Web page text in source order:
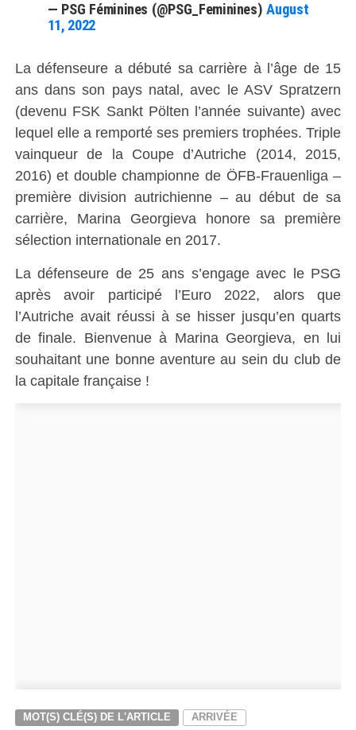
— PSG Féminines (@PSG_Feminines)August
11, 2022
La défenseure a débuté sa carrière à l’âge de 15
ans dans son pays natal, avec le ASV Spratzern
(devenu FSK Sankt Pölten l’année suivante) avec
lequel elle a remporté ses premiers trophées. Triple
vainqueur de la Coupe d’Autriche (2014, 2015,
2016) et double championne de ÖFB-Frauenliga –
première division autrichienne – au début de sa
carrière, Marina Georgieva honore sa première
sélection internationale en 2017.
La défenseure de 25 ans s’engage avec le PSG
après avoir participé l’Euro 2022, alors que
l’Autriche avait réussi à se hisser jusqu’en quarts
de finale. Bienvenue à Marina Georgieva, en lui
souhaitant une bonne aventure au sein du club de
la capitale française !
MOT(S) CLÉ(S) DE L'ARTICLE ARRIVÉE